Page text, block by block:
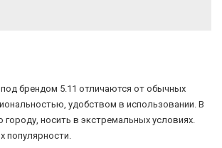
брендом 5.11 отличаются от обычных
удобством в использовании. В
городу, носить в экстремальных условиях.
популярности.